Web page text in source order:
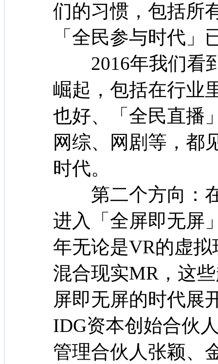
们的习惯，包括所
「全民参与时代」
2016年我们看
崛起，包括在行业
也好、「全民直播
网综、网剧等，都
时代。
第二个方向：在
进入「全屏即无屏
年无论是VR的虚
混合现实MR，这
屏即无屏的时代展
IDG资本创始合伙
管理合伙人张颖、